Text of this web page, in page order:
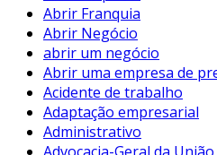
Abrir Franquia
Abrir Negócio
abrir um negócio
Abrir uma empresa de
Acidente de trabalho
Adaptação empresarial
Administrativo
Advocacia-Geral da União